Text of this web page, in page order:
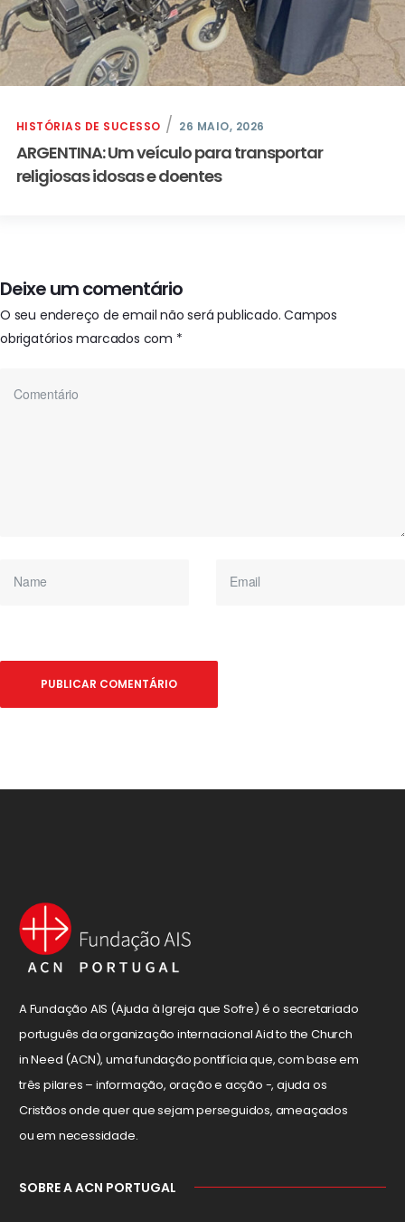
HISTÓRIAS DE SUCESSO 26 MAIO, 2026
ARGENTINA: Um veículo para transportar
religiosas idosas e doentes
Deixe um comentário
O seu endereço de email não será publicado. Campos
obrigatórios marcados com *
A Fundação AIS (Ajuda à Igreja que Sofre) é o secretariado
português da organização internacional Aid to the Church
in Need (ACN), uma fundação pontifícia que, com base em
três pilares – informação, oração e acção -, ajuda os
Cristãos onde quer que sejam perseguidos, ameaçados
ou em necessidade.
SOBRE A ACN PORTUGAL